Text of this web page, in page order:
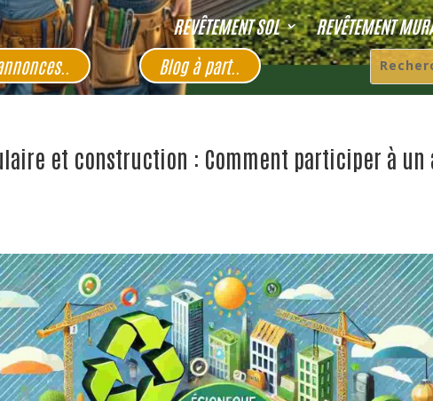
REVÊTEMENT SOL REVÊTEMENT
Blog à part..
et construction : Comment participer à un